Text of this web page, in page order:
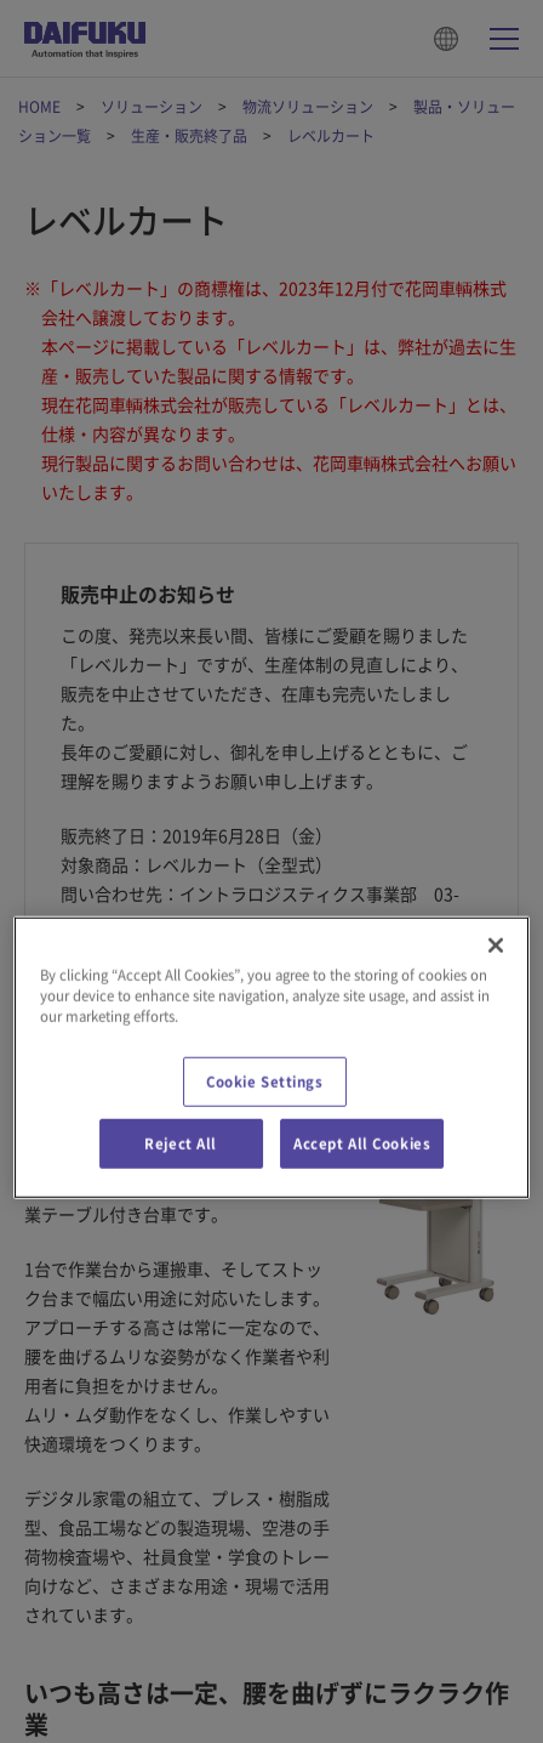
HOME ソリューション 物流ソリューション
製品・ソリュー
ション一覧
生産・販売終了品 レベルカート
レベルカート
※ 「レベルカート」の商標権は、2023年12月付で花岡車輌株式
会社へ譲渡しております。
本ページに掲載している「レベルカート」は、弊社が過去に生
産・販売していた製品に関する情報です。
現在花岡車輌株式会社が販売している「レベルカート」とは、
仕様・内容が異なります。
現行製品に関するお問い合わせは、花岡車輌株式会社へお願い
いたします。
販売中止のお知らせ
この度、発売以来長い間、皆様にご愛顧を賜りました
「レベルカート」ですが、生産体制の見直しにより、
販売を中止させていただき、在庫も完売いたしまし
た。
長年のご愛顧に対し、御礼を申し上げるとともに、ご
理解を賜りますようお願い申し上げます。
販売終了日：2019年6月28日（金）
対象商品：レベルカート（全型式）
問い合わせ先：イントラロジスティクス事業部 03-
6721-3531
取っても、載せても高さ一定の作業テーブル
レベルカートは、品物の重量や数量に関
業テーブル付き台車です。
1台で作業台から運搬車、そしてストッ
ク台まで幅広い用途に対応いたします。
アプローチする高さは常に一定なので、
腰を曲げるムリな姿勢がなく作業者や利
用者に負担をかけません。
ムリ・ムダ動作をなくし、作業しやすい
快適環境をつくります。
デジタル家電の組立て、プレス・樹脂成
型、食品工場などの製造現場、空港の手
荷物検査場や、社員食堂・学食のトレー
向けなど、さまざまな用途・現場で活用
されています。
いつも高さは一定、腰を曲げずにラクラク作
業
By clicking “Accept All Cookies”, you agree to the storing of cookies on
your device to enhance site navigation, analyze site usage, and assist in
our marketing efforts.
Cookie Settings
Reject All Accept All Cookies